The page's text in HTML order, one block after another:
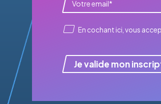
En cochant ici, vous
Je valide mon